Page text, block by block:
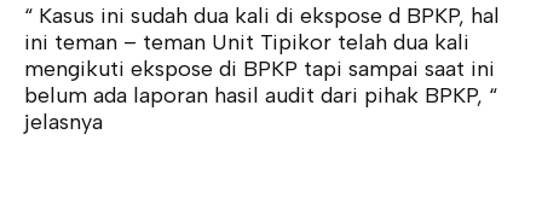
“ Kasus ini sudah dua kali di ekspose d BPKP, hal
ini teman – teman Unit Tipikor telah dua kali
mengikuti ekspose di BPKP tapi sampai saat ini
belum ada laporan hasil audit dari pihak BPKP, “
jelasnya